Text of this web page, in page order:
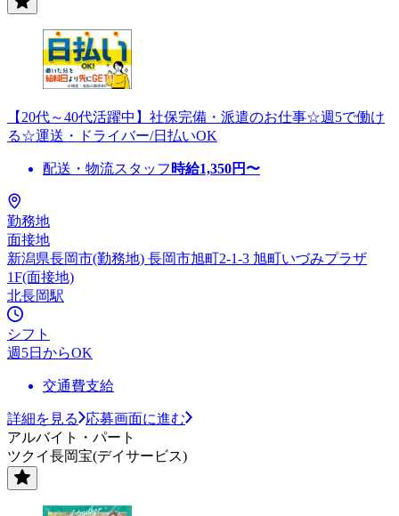
【20代～40代活躍中】社保完備・派遣のお仕事☆週5で働け
る☆運送・ドライバー/日払いOK
配送・物流スタッフ 時給1,350円〜
勤務地
面接地
新潟県長岡市(勤務地) 長岡市旭町2-1-3 旭町いづみプラザ
1F(面接地)
北長岡駅
シフト
週5日からOK
交通費支給
詳細を見る
応募画面に進む
アルバイト・パート
ツクイ長岡宝(デイサービス)